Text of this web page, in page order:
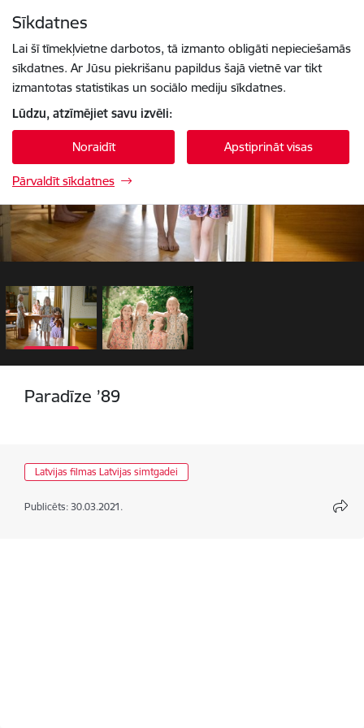
Sīkdatnes
Lai šī tīmekļvietne darbotos, tā izmanto obligāti nepieciešamās
sīkdatnes. Ar Jūsu piekrišanu papildus šajā vietnē var tikt
izmantotas statistikas un sociālo mediju sīkdatnes.
Lūdzu, atzīmējiet savu izvēli:
Noraidīt Apstiprināt visas
Pārvaldīt sīkdatnes
1 / 2
Paradīze ’89
Latvijas filmas Latvijas simtgadei
Publicēts: 30.03.2021.